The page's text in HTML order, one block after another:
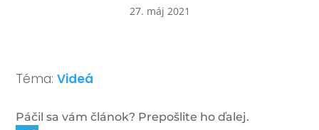
27. máj 2021
Téma:Videá
Páčil sa vám článok? Prepošlite ho ďalej.